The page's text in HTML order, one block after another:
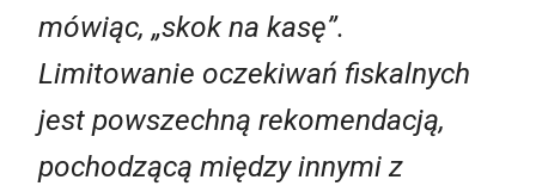
mówiąc, „skok na kasę”.
Limitowanie oczekiwań fiskalnych
jest powszechną rekomendacją,
pochodzącą między innymi z